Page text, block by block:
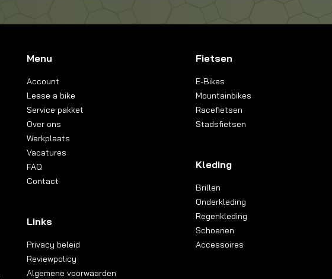
Menu
Account
Lease a bike
Service pakket
Over ons
Werkplaats
Vacatures
FAQ
Contact
Links
Privacy beleid
Reviewpolicy
Algemene voorwaarden
Fietsen
E-Bikes
Mountainbikes
Racefietsen
Stadsfietsen
Kleding
Brillen
Onderkleding
Regenkleding
Schoenen
Accessoires